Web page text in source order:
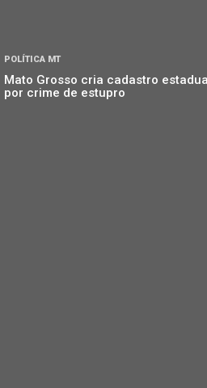
POLÍTICA MT
Mato Grosso cria cadastro
por crime de estupro